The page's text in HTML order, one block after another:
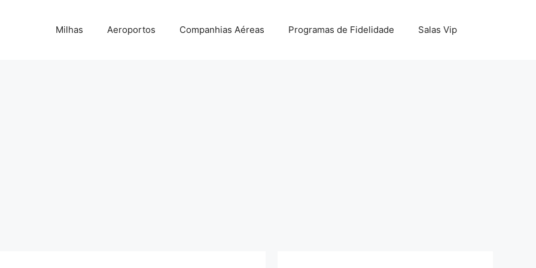
Milhas Aeroportos Companhias Aéreas Programas de Fidelidade Salas Vip